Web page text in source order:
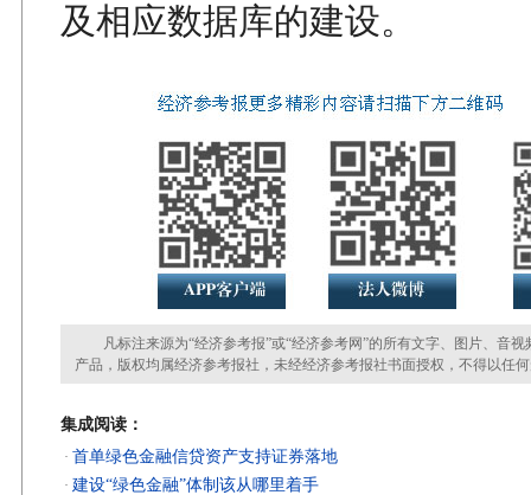
及相应数据库的建设。
凡标注来源为“经济参考报”或“经济参考网”的所有文字、图片、音视
产品，版权均属经济参考报社，未经经济参考报社书面授权，不得以任
集成阅读：
· 首单绿色金融信贷资产支持证券落地
· 建设“绿色金融”体制该从哪里着手